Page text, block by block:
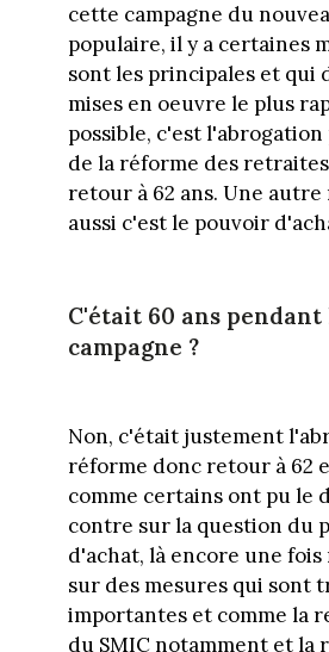
cette campagne du
populaire, il y a certaines
sont les principales et qui
mises en oeuvre le plus
possible, c'est l'abrogation
de la réforme des
retour à 62 ans. Une autre
aussi c'est le pouvoir
C'était 60 ans pendant
campagne ?
Non, c'était justement
réforme donc retour à 62
comme certains ont pu le
contre sur la question du
d'achat, là encore une fois
sur des mesures qui sont
importantes et comme la
du SMIC notamment et la